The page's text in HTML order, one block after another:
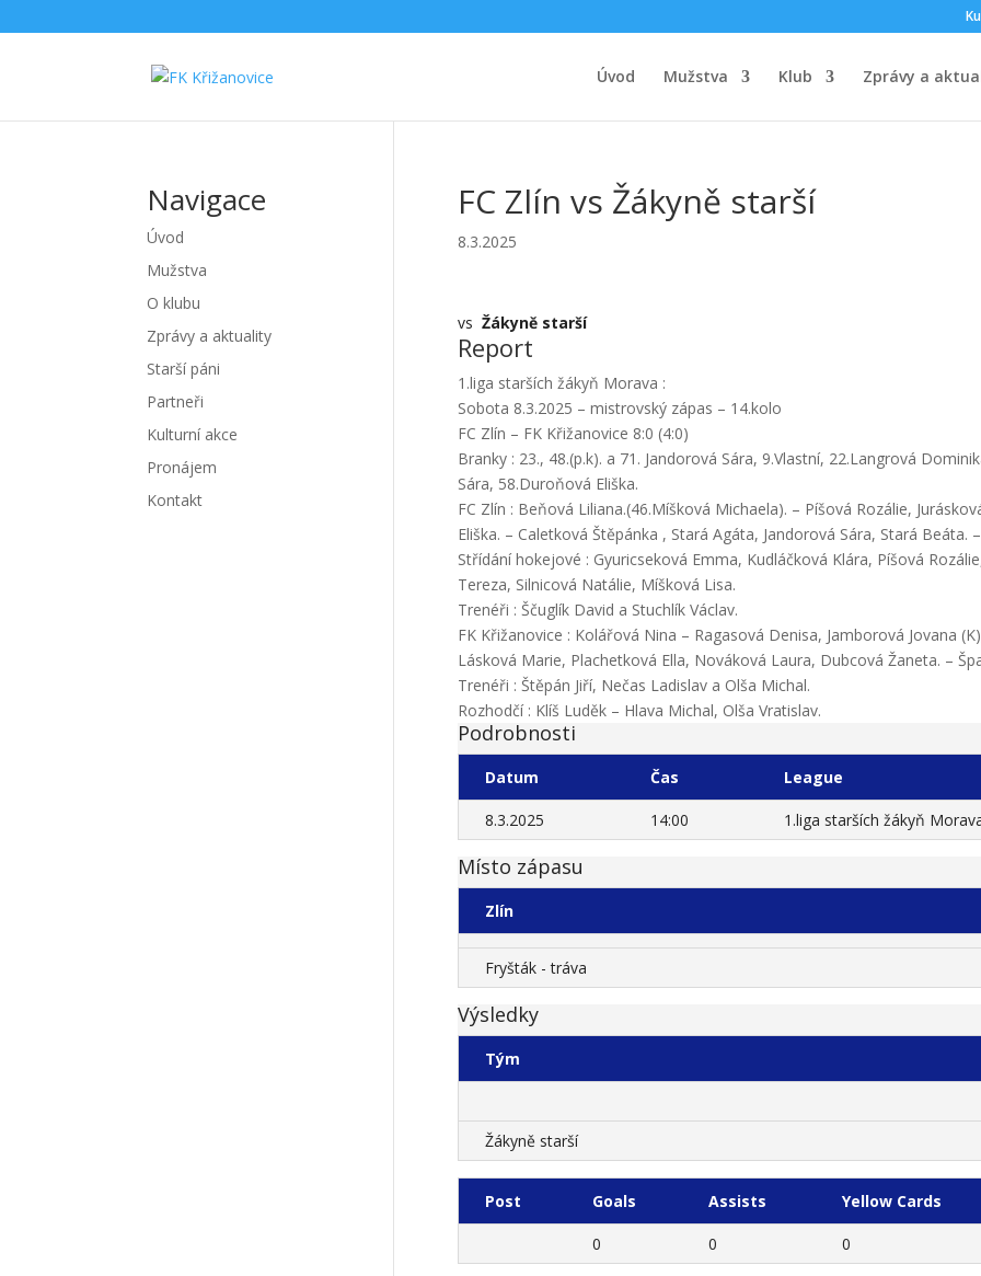
Úvod Mužstva Klub Zprávy a
FC Zlín vs Žákyně starší
8.3.2025
vs Žákyně starší
Report
1.liga starších žákyň Morava :
Sobota 8.3.2025 – mistrovský zápas – 14.kolo
FC Zlín – FK Křižanovice 8:0 (4:0)
Branky : 23., 48.(p.k). a 71. Jandorová Sára, 9.Vlastní, 22.Langrová
Sára, 58.Duroňová Eliška.
FC Zlín : Beňová Liliana.(46.Míšková Michaela). – Píšová Rozálie,
Eliška. – Caletková Štěpánka , Stará Agáta, Jandorová Sára, Stará
Střídání hokejové : Gyuricseková Emma, Kudláčková Klára, Píšová
Tereza, Silnicová Natálie, Míšková Lisa.
Trenéři : Ščuglík David a Stuchlík Václav.
FK Křižanovice : Kolářová Nina – Ragasová Denisa, Jamborová Jovana
Lásková Marie, Plachetková Ella, Nováková Laura, Dubcová Žaneta. –
Trenéři : Štěpán Jiří, Nečas Ladislav a Olša Michal.
Rozhodčí : Klíš Luděk – Hlava Michal, Olša Vratislav.
Podrobnosti
Datum Čas League
8.3.2025 14:00 1.liga starších žákyň
Místo zápasu
Zlín
Fryšták - tráva
Výsledky
Tým
Žákyně starší
Post Goals Assists Yellow Cards
0 0 0
Navigace
Úvod
Mužstva
O klubu
Zprávy a aktuality
Starší páni
Partneři
Kulturní akce
Pronájem
Kontakt